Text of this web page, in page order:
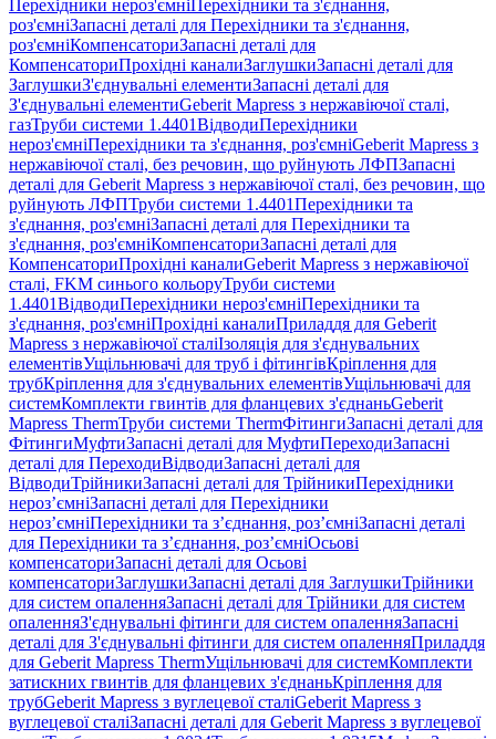
Перехідники нероз'ємніПерехідники та з'єднання,
роз'ємніЗапасні деталі для Перехідники та з'єднання,
роз'ємніКомпенсаториЗапасні деталі для
КомпенсаториПрохідні каналиЗаглушкиЗапасні деталі для
ЗаглушкиЗ'єднувальні елементиЗапасні деталі для
З'єднувальні елементиGeberit Mapress з нержавіючої сталі,
газТруби системи 1.4401ВідводиПерехідники
нероз'ємніПерехідники та з'єднання, роз'ємніGeberit Mapress з
нержавіючої сталі, без речовин, що руйнують ЛФПЗапасні
деталі для Geberit Mapress з нержавіючої сталі, без речовин, що
руйнують ЛФПТруби системи 1.4401Перехідники та
з'єднання, роз'ємніЗапасні деталі для Перехідники та
з'єднання, роз'ємніКомпенсаториЗапасні деталі для
КомпенсаториПрохідні каналиGeberit Mapress з нержавіючої
сталі, FKM синього кольоруТруби системи
1.4401ВідводиПерехідники нероз'ємніПерехідники та
з'єднання, роз'ємніПрохідні каналиПриладдя для Geberit
Mapress з нержавіючої сталіІзоляція для з'єднувальних
елементівУщільнювачі для труб і фітингівКріплення для
трубКріплення для з'єднувальних елементівУщільнювачі для
системКомплекти гвинтів для фланцевих з'єднаньGeberit
Mapress ThermТруби системи ThermФітингиЗапасні деталі для
ФітингиМуфтиЗапасні деталі для МуфтиПереходиЗапасні
деталі для ПереходиВідводиЗапасні деталі для
ВідводиТрійникиЗапасні деталі для ТрійникиПерехідники
нероз’ємніЗапасні деталі для Перехідники
нероз’ємніПерехідники та з’єднання, роз’ємніЗапасні деталі
для Перехідники та з’єднання, роз’ємніОсьові
компенсаториЗапасні деталі для Осьові
компенсаториЗаглушкиЗапасні деталі для ЗаглушкиТрійники
для систем опаленняЗапасні деталі для Трійники для систем
опаленняЗ'єднувальні фітинги для систем опаленняЗапасні
деталі для З'єднувальні фітинги для систем опаленняПриладдя
для Geberit Mapress ThermУщільнювачі для системКомплекти
затискних гвинтів для фланцевих з'єднаньКріплення для
трубGeberit Mapress з вуглецевої сталіGeberit Mapress з
вуглецевої сталіЗапасні деталі для Geberit Mapress з вуглецевої